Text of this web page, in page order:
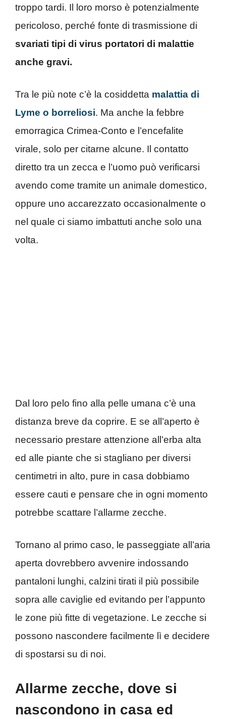
troppo tardi. Il loro morso è potenzialmente
pericoloso, perché fonte di trasmissione di
svariati tipi di virus portatori di malattie
anche gravi.
Tra le più note c’è la cosiddetta malattia di
Lyme o borreliosi. Ma anche la febbre
emorragica Crimea-Conto e l’encefalite
virale, solo per citarne alcune. Il contatto
diretto tra un zecca e l’uomo può verificarsi
avendo come tramite un animale domestico,
oppure uno accarezzato occasionalmente o
nel quale ci siamo imbattuti anche solo una
volta.
Dal loro pelo fino alla pelle umana c’è una
distanza breve da coprire. E se all’aperto è
necessario prestare attenzione all’erba alta
ed alle piante che si stagliano per diversi
centimetri in alto, pure in casa dobbiamo
essere cauti e pensare che in ogni momento
potrebbe scattare l’allarme zecche.
Tornano al primo caso, le passeggiate all’aria
aperta dovrebbero avvenire indossando
pantaloni lunghi, calzini tirati il più possibile
sopra alle caviglie ed evitando per l’appunto
le zone più fitte di vegetazione. Le zecche si
possono nascondere facilmente lì e decidere
di spostarsi su di noi.
Allarme zecche, dove si
nascondono in casa ed